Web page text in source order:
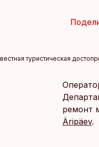
туристическая
ремонт
Äripäev.